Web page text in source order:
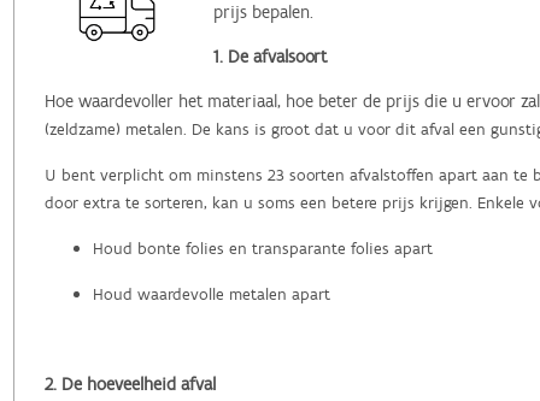
prijs bepalen.
1. De afvalsoort
Hoe waardevoller het materiaal, hoe beter de prijs die u ervoor
(zeldzame) metalen. De kans is groot dat u voor dit afval een
U bent verplicht om minstens 23 soorten afvalstoffen apart aan te
door extra te sorteren, kan u soms een betere prijs krijgen. Enkele
Houd bonte folies en transparante folies apart
Houd waardevolle metalen apart
2. De hoeveelheid afval